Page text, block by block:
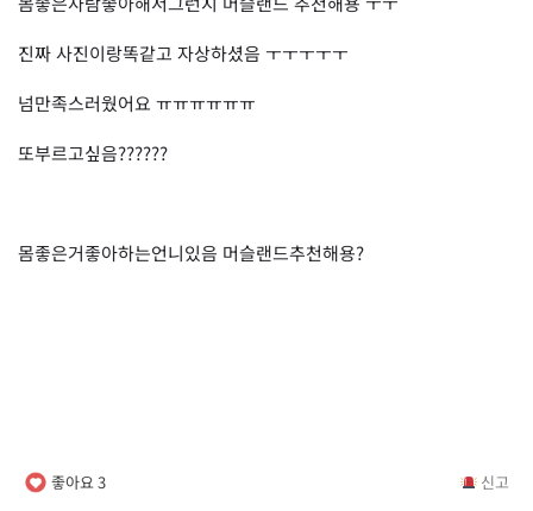
진짜 사진이랑똑같고 자상하셨음 ㅜㅜㅜㅜㅜ
넘만족스러웠어요 ㅠㅠㅠㅠㅠㅠ
또부르고싶음??????
몸좋은거좋아하는언니있음 머슬랜드추천해용?
좋아요3 신고